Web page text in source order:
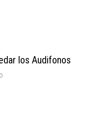
los Audifonos